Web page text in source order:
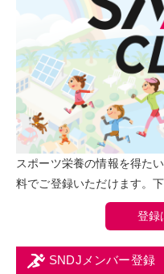
スポーツ栄養の情報を得た
料でご登録いただけます。
登録
SNDJメンバー登録